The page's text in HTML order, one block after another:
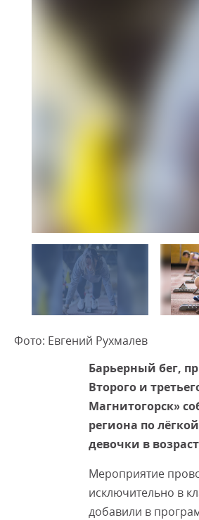
Фото: Евгений Рухмалев
Барьерный бег,
Второго и
Магнитогорск»
региона по
девочки в
Мероприятие
исключительно в
добавили в